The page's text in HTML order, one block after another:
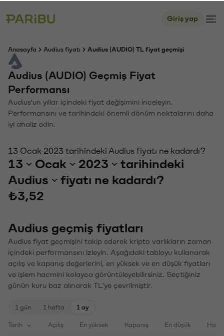
Giriş yap
Anasayfa Audius fiyatı Audius (AUDIO) TL fiyat geçmişi
Audius (AUDIO) Geçmiş Fiyat
Performansı
Audius'un yıllar içindeki fiyat değişimini inceleyin.
Performansını ve tarihindeki önemli dönüm noktalarını daha
iyi analiz edin.
13 Ocak 2023 tarihindeki Audius fiyatı ne kadardı?
13 Ocak 2023
tarihindeki
Audius
fiyatı ne kadardı?
₺3,52
Audius geçmiş fiyatları
Audius fiyat geçmişini takip ederek kripto varlıkların zaman
içindeki performansını izleyin. Aşağıdaki tabloyu kullanarak
açılış ve kapanış değerlerini, en yüksek ve en düşük fiyatları
ve işlem hacmini kolayca görüntüleyebilirsiniz. Seçtiğiniz
günün kuru baz alınarak TL'ye çevrilmiştir.
1 gün 1 hafta 1 ay
Tarih Açılış En yüksek Kapanış En düşük